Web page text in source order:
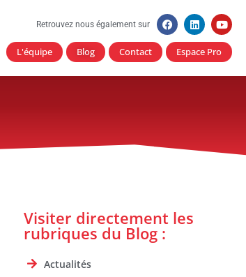
Retrouvez nous également sur
L'équipe Blog Contact Espace Pro
Visiter directement les
rubriques du Blog :
Actualités